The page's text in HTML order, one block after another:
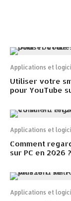
Applications et
Utiliser votre
pour YouTube
Applications et
Comment
sur PC en 2026 ?
Applications et